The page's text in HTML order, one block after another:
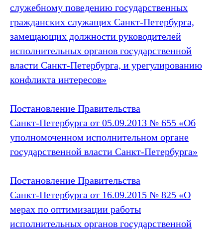
служебному поведению государственных
гражданских служащих Санкт‑Петербурга,
замещающих должности руководителей
исполнительных органов государственной
власти Санкт‑Петербурга, и урегулированию
конфликта интересов»
Постановление Правительства
Санкт‑Петербурга от 05.09.2013 № 655 «Об
уполномоченном исполнительном органе
государственной власти Санкт‑Петербурга»
Постановление Правительства
Санкт‑Петербурга от 16.09.2015 № 825 «О
мерах по оптимизации работы
исполнительных органов государственной